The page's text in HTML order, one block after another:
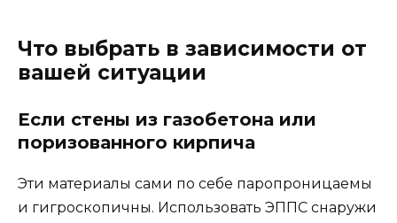
Что выбрать в зависимости от
вашей ситуации
Если стены из газобетона или
поризованного кирпича
Эти материалы сами по себе паропроницаемы
и гигроскопичны. Использовать ЭППС снаружи